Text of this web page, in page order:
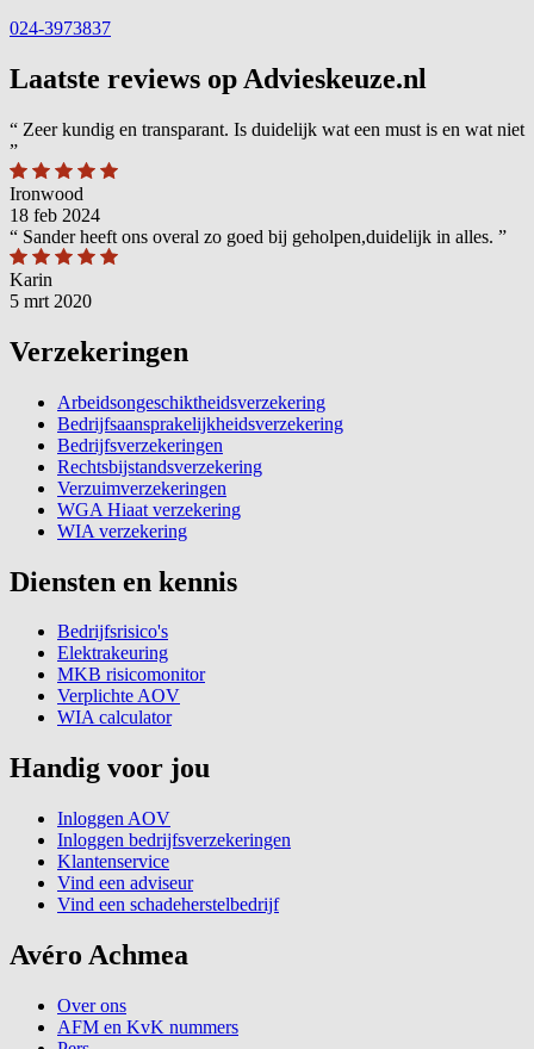
024-3973837
Laatste reviews op Advieskeuze.nl
“ Zeer kundig en transparant. Is duidelijk wat een must is en wat niet
”
Ironwood
18 feb 2024
“ Sander heeft ons overal zo goed bij geholpen,duidelijk in alles. ”
Karin
5 mrt 2020
Verzekeringen
Arbeidsongeschiktheidsverzekering
Bedrijfsaansprakelijkheidsverzekering
Bedrijfsverzekeringen
Rechtsbijstandsverzekering
Verzuimverzekeringen
WGA Hiaat verzekering
WIA verzekering
Diensten en kennis
Bedrijfsrisico's
Elektrakeuring
MKB risicomonitor
Verplichte AOV
WIA calculator
Handig voor jou
Inloggen AOV
Inloggen bedrijfsverzekeringen
Klantenservice
Vind een adviseur
Vind een schadeherstelbedrijf
Avéro Achmea
Over ons
AFM en KvK nummers